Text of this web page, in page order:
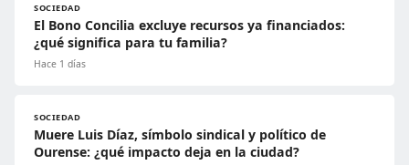
SOCIEDAD
El Bono Concilia excluye recursos ya financiados:
¿qué significa para tu familia?
Hace 1 días
SOCIEDAD
Muere Luis Díaz, símbolo sindical y político de
Ourense: ¿qué impacto deja en la ciudad?